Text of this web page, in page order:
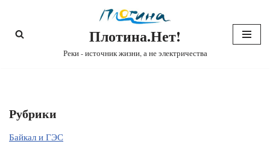
Перейти
Плотина.Нет!
Реки - источник жизни, а не электричества
Рубрики
Байкал и ГЭС